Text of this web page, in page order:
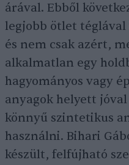
árával. Ebből
legjobb ötlet
és nem csak azért,
alkalmatlan egy
hagyományos vagy
anyagok helyett
könnyű szintetikus
használni. Bihari
készült, felfújható